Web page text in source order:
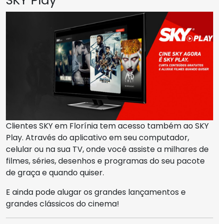
Clientes SKY em Florínia tem acesso também ao SKY
Play. Através do aplicativo em seu computador,
celular ou na sua TV, onde você assiste a milhares de
filmes, séries, desenhos e programas do seu pacote
de graça e quando quiser.
E ainda pode alugar os grandes lançamentos e
grandes clássicos do cinema!